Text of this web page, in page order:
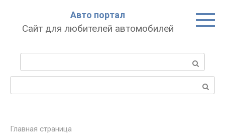
Авто портал
Сайт для любителей автомобилей
Главная страница